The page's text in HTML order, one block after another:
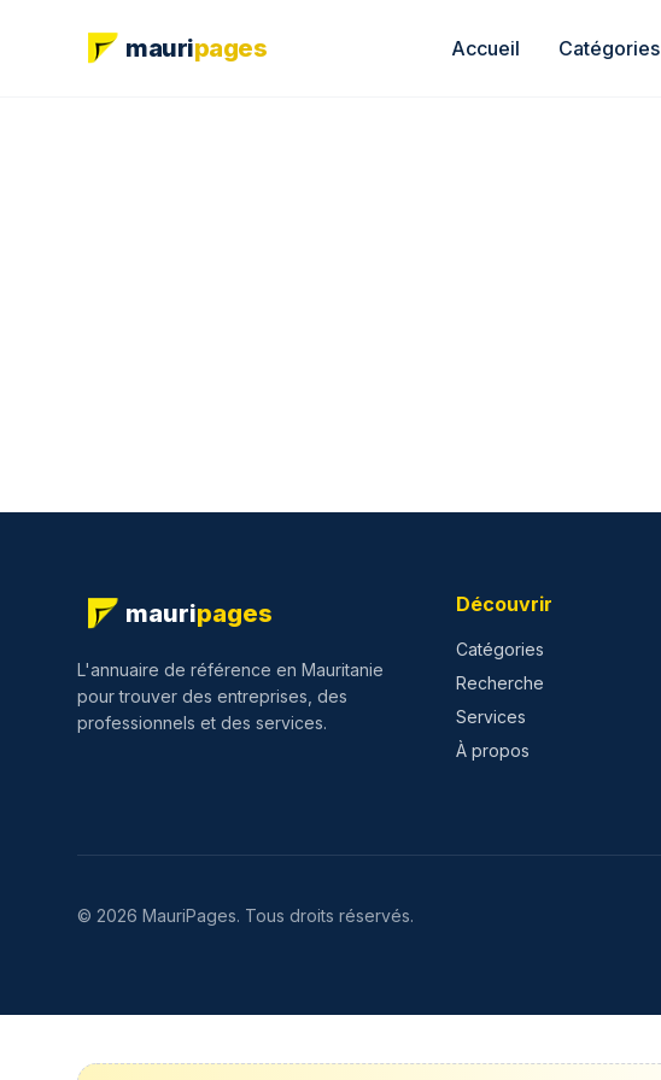
mauripages Accueil Catégories
mauripages
L'annuaire de référence en Mauritanie
pour trouver des entreprises, des
professionnels et des services.
Découvrir
Catégories
Recherche
Services
À propos
© 2026 MauriPages. Tous droits réservés.